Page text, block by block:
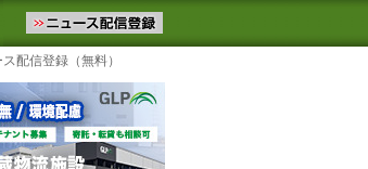
ます。物流ニュースメール配信を登録す
よく見るテーマ
配信登録（無料）